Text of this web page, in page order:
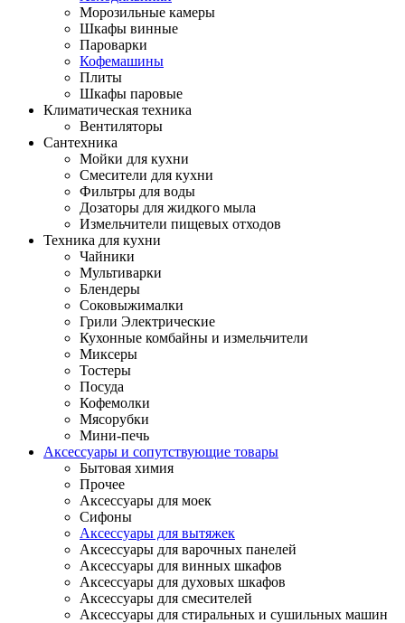
Морозильные камеры
Шкафы винные
Пароварки
Кофемашины
Плиты
Шкафы паровые
Климатическая техника
Вентиляторы
Сантехника
Мойки для кухни
Смесители для кухни
Фильтры для воды
Дозаторы для жидкого мыла
Измельчители пищевых отходов
Техника для кухни
Чайники
Мультиварки
Блендеры
Соковыжималки
Грили Электрические
Кухонные комбайны и измельчители
Миксеры
Тостеры
Посуда
Кофемолки
Мясорубки
Мини-печь
Аксессуары и сопутствующие товары
Бытовая химия
Прочее
Аксессуары для моек
Сифоны
Аксессуары для вытяжек
Аксессуары для варочных панелей
Аксессуары для винных шкафов
Аксессуары для духовых шкафов
Аксессуары для смесителей
Аксессуары для стиральных и сушильных машин